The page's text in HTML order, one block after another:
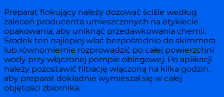
Preparat flokujący należy dozować ściśle według
zaleceń producenta umieszczonych na etykiecie
opakowania, aby uniknąć przedawkowania chemii.
Środek ten najlepiej wlać bezpośrednio do skimmera
lub równomiernie rozprowadzić po całej powierzchni
wody przy włączonej pompie obiegowej. Po aplikacji
należy pozostawić filtrację włączoną na kilka godzin,
aby preparat dokładnie wymieszał się w całej
objętości zbiornika.